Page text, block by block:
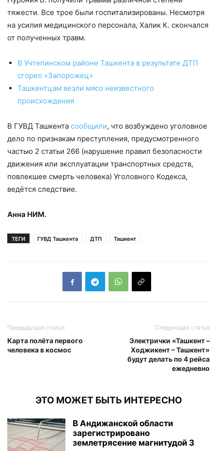
тяжести. Все трое были госпитализированы. Несмотря
на усилия медицинского персонала, Халик К. скончался
от полученных травм.
В Учтепинском районе Ташкента в результате ДТП
сгорел «‎Запорожец»
Ташкентцам везли мясо неизвестного
происхождения
В ГУВД Ташкента сообщили, что возбуждено уголовное
дело по признакам преступления, предусмотренного
частью 2 статьи 266 (нарушение правил безопасности
движения или эксплуатации транспортных средств,
повлекшее смерть человека) Уголовного Кодекса,
ведётся следствие.
Анна НИМ.
ТЕГИ ГУВД Ташкента ДТП Ташкент
Предыдущая статья
Карта полёта первого
человека в космос
Следующая статья
Электрички «Ташкент –
Ходжикент – Ташкент»
будут делать по 4 рейса
ежедневно
ЭТО МОЖЕТ БЫТЬ ИНТЕРЕСНО
В Андижанской области
зарегистрировано
землетрясение магнитудой 3